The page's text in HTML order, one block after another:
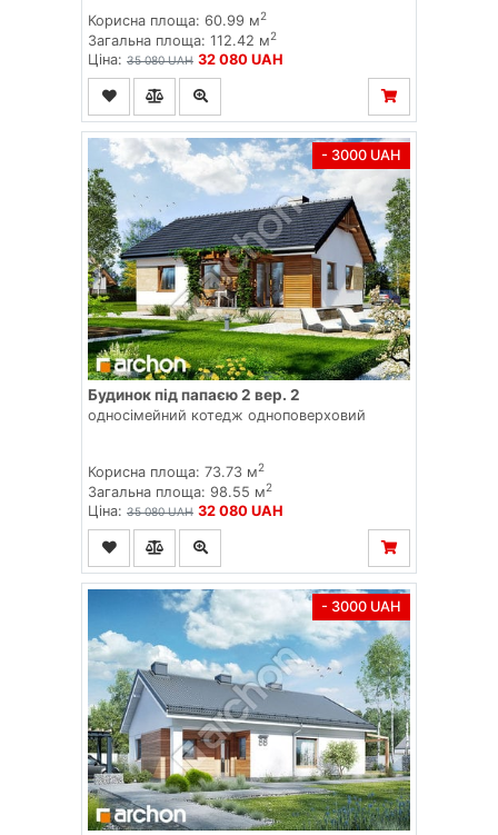
Корисна площа: 60.99 м2
Загальна площа: 112.42 м2
Ціна: 35 080 UAH 32 080 UAH
- 3000 UAH
Будинок під папаєю 2 вер. 2
односімейний котедж одноповерховий
Корисна площа: 73.73 м2
Загальна площа: 98.55 м2
Ціна: 35 080 UAH 32 080 UAH
- 3000 UAH